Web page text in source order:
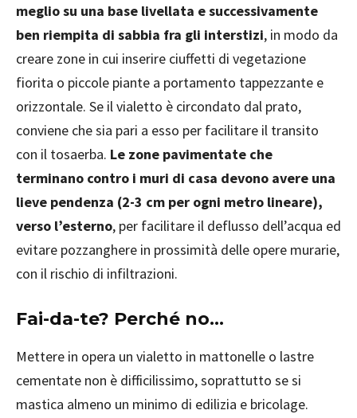
meglio su una base livellata e successivamente
ben riempita di sabbia fra gli interstizi, in modo da
creare zone in cui inserire ciuffetti di vegetazione
fiorita o piccole piante a portamento tappezzante e
orizzontale. Se il vialetto è circondato dal prato,
conviene che sia pari a esso per facilitare il transito
con il tosaerba. Le zone pavimentate che
terminano contro i muri di casa devono avere una
lieve pendenza (2-3 cm per ogni metro lineare),
verso l’esterno, per facilitare il deflusso dell’acqua ed
evitare pozzanghere in prossimità delle opere murarie,
con il rischio di infiltrazioni.
Fai-da-te? Perché no…
Mettere in opera un vialetto in mattonelle o lastre
cementate non è difficilissimo, soprattutto se si
mastica almeno un minimo di edilizia e bricolage.